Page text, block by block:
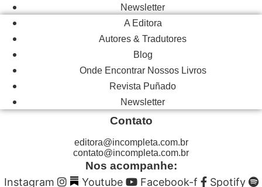
Newsletter
A Editora
Autores & Tradutores
Blog
Onde Encontrar Nossos Livros
Revista Puñado
Newsletter
Contato
editora@incompleta.com.br
contato@incompleta.com.br
Nos acompanhe:
Instagram
Youtube Facebook-f Spotify